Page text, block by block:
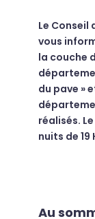
Le
vous
la couche
du pave »
réalisés.
nuits de 19
Au